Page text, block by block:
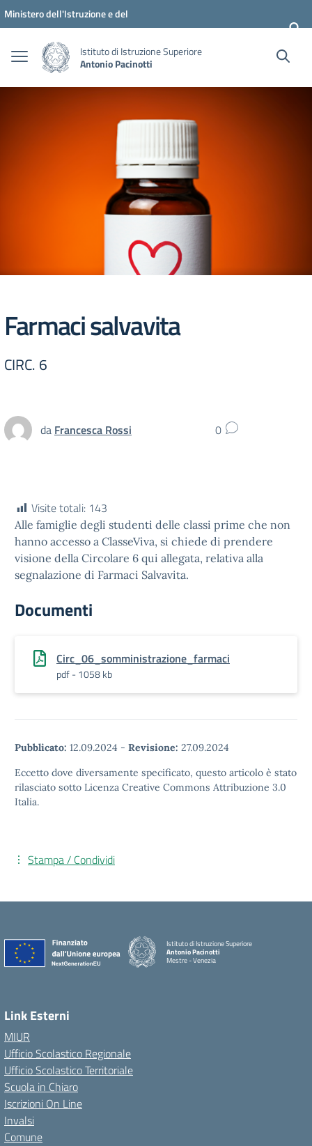
Vai ai contenuti
Vai al menu di navigazione
Vai al footer
Ministero dell'Istruzione e del
Istituto di Istruzione Superiore
Antonio Pacinotti
Farmaci salvavita
CIRC. 6
da Francesca Rossi 0
Visite totali: 143
Alle famiglie degli studenti delle classi prime che non
hanno accesso a ClasseViva, si chiede di prendere
visione della Circolare 6 qui allegata, relativa alla
segnalazione di Farmaci Salvavita.
Documenti
Circ_06_somministrazione_farmaci
pdf - 1058 kb
Pubblicato: 12.09.2024 - Revisione: 27.09.2024
Eccetto dove diversamente specificato, questo articolo è stato
rilasciato sotto Licenza Creative Commons Attribuzione 3.0
Italia.
Stampa / Condividi
Istituto di Istruzione Superiore
Antonio Pacinotti
Mestre - Venezia
Link Esterni
MIUR
Ufficio Scolastico Regionale
Ufficio Scolastico Territoriale
Scuola in Chiaro
Iscrizioni On Line
Invalsi
Comune